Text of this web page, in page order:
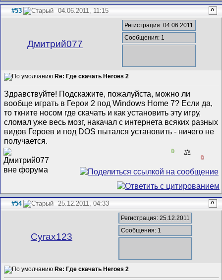
#53 04.06.2011, 11:15 ^
Дмитрий077
Регистрация: 04.06.2011
Сообщения: 1
Re: Где скачать Heroes 2
Здравствуйте! Подскажите, пожалуйста, можно ли
вообще играть в Герои 2 под Windows Home 7? Если да,
то ткните носом где скачать и как установить эту игру,
сломал уже весь мозг, накачал с интернета всяких разных
видов Героев и под DOS пытался установить - ничего не
получается.
0 ⚖️
0
#54 25.12.2011, 04:33 ^
Cyrax123
Регистрация: 25.12.2011
Сообщения: 1
Re: Где скачать Heroes 2